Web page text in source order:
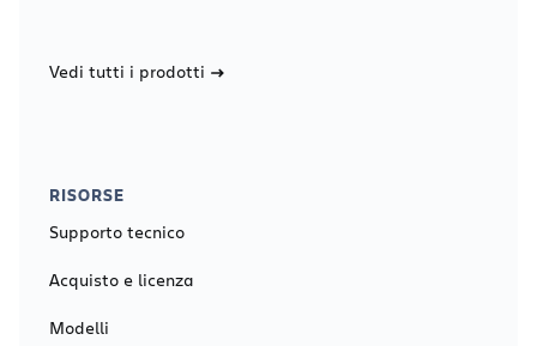
Vedi tutti i prodotti
RISORSE
Supporto tecnico
Acquisto e licenza
Modelli